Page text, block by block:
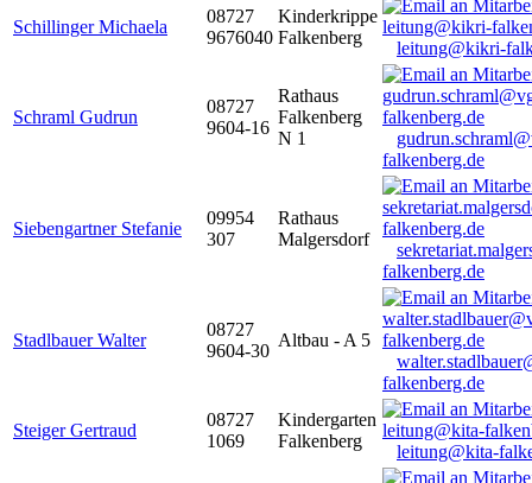
Schillinger Michaela
08727
9676040
Kinderkrippe
Falkenberg
leitung@kikri-
Schraml Gudrun
08727
9604-16
Rathaus
Falkenberg
N 1
falkenberg.de
Siebengartner Stefanie
09954
307
Rathaus
Malgersdorf
falkenberg.de
Stadlbauer Walter
08727
9604-30
Altbau - A 5
falkenberg.de
Steiger Gertraud
08727
1069
Kindergarten
Falkenberg
leitung@kita-